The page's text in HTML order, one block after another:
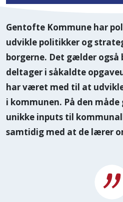
Gentofte Kommune har
udvikle politikker og
borgerne. Det gælder også
deltager i såkaldte
har været med til at
i kommunen. På den
unikke inputs til
samtidig med at de lærer